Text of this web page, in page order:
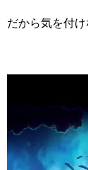
だから気を付